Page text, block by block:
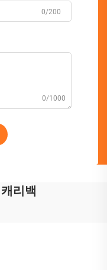
0/200
0/1000
리백